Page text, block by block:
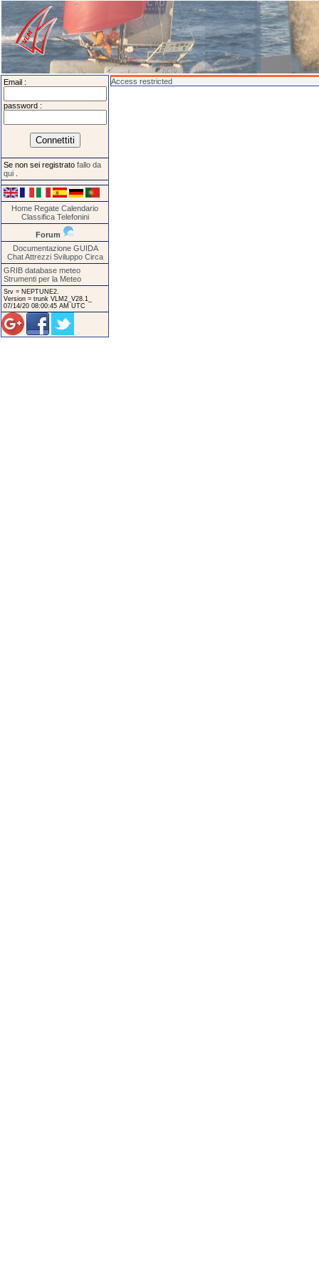
Email :
password :
Se non sei registrato fallo da
qui
Home Regate Calendario
Classifica Telefonini
Forum
Documentazione GUIDA
Chat Attrezzi Sviluppo Circa
GRIB database meteo
Strumenti per la Meteo
Srv = NEPTUNE2.
Version = trunk VLM2_V28.1_
07/14/20 08:00:45 AM UTC
Access restricted